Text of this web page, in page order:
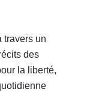
travers un
des
la liberté,